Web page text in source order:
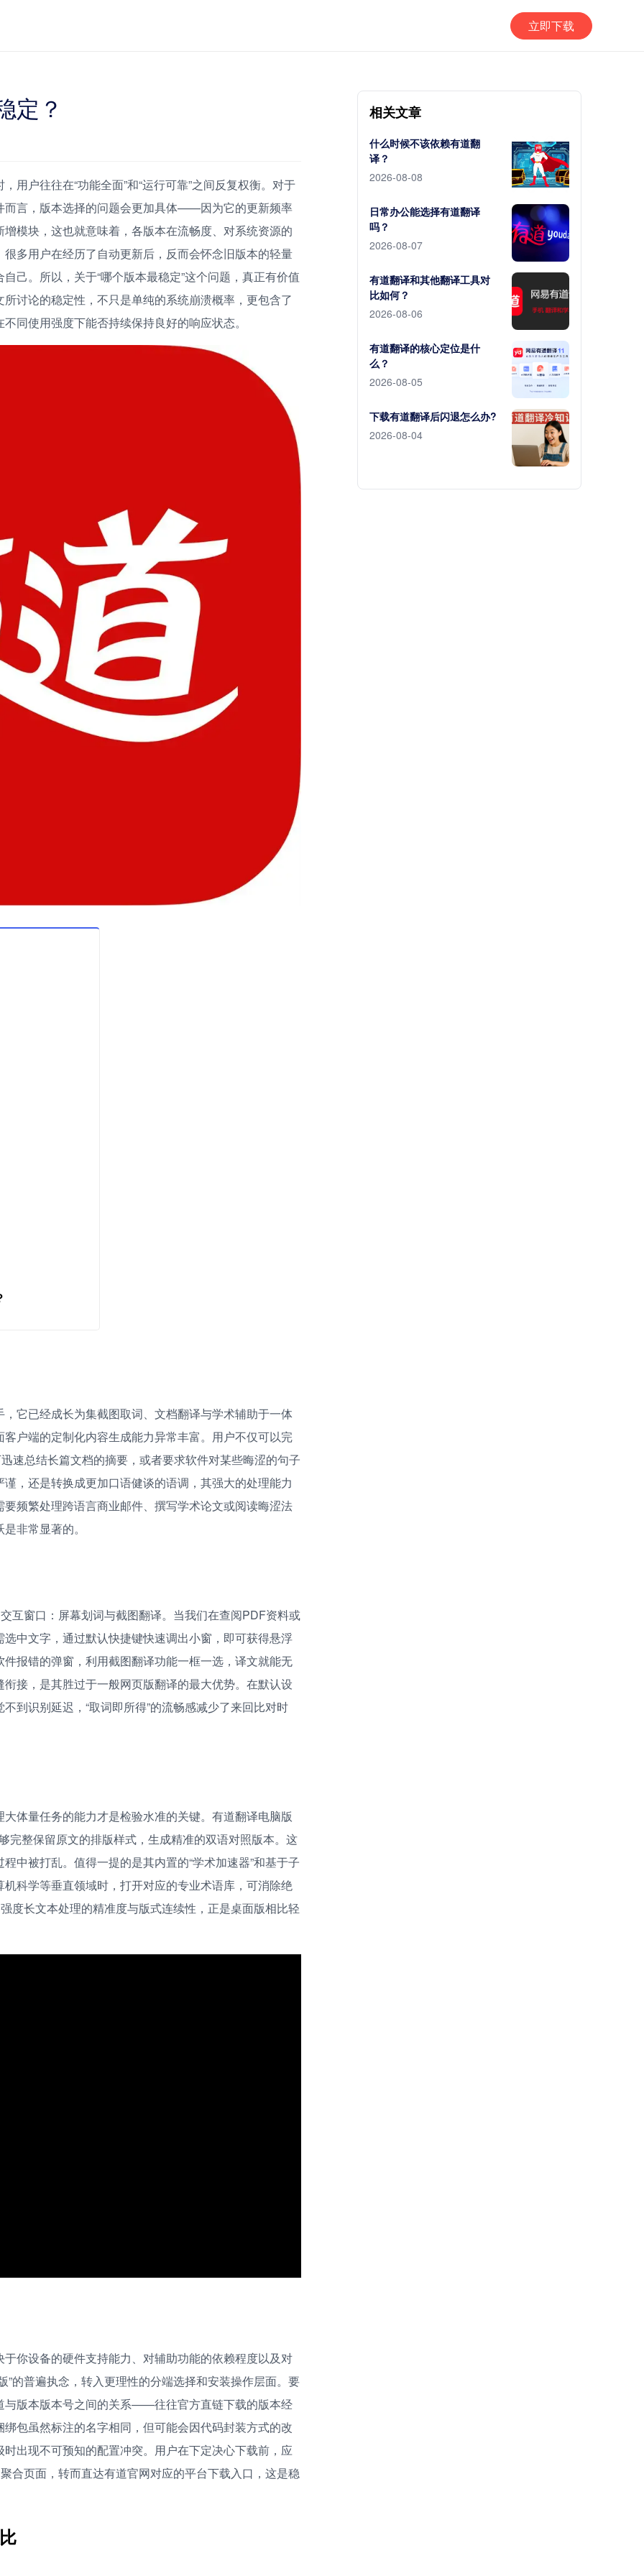
立即下载
定？
用户往往在“功能全面”和“运行可靠”之间反复权衡。对于
而言，版本选择的问题会更加具体——因为它的更新频率
模块，这也就意味着，各版本在流畅度、对系统资源的
多用户在经历了自动更新后，反而会怀念旧版本的轻量
己。所以，关于“哪个版本最稳定”这个问题，真正有价值
讨论的稳定性，不只是单纯的系统崩溃概率，更包含了
同使用强度下能否持续保持良好的响应状态。
它已经成长为集截图取词、文档翻译与学术辅助于一体
户端的定制化内容生成能力异常丰富。用户不仅可以完
速总结长篇文档的摘要，或者要求软件对某些晦涩的句子
，还是转换成更加口语健谈的语调，其强大的处理能力
频繁处理跨语言商业邮件、撰写学术论文或阅读晦涩法
非常显著的。
互窗口：屏幕划词与截图翻译。当我们在查阅PDF资料或
中文字，通过默认快捷键快速调出小窗，即可获得悬浮
报错的弹窗，利用截图翻译功能一框一选，译文就能无
接，是其胜过于一般网页版翻译的最大优势。在默认设
到识别延迟，“取词即所得”的流畅感减少了来回比对时
体量任务的能力才是检验水准的关键。有道翻译电脑版
完整保留原文的排版样式，生成精准的双语对照版本。这
中被打乱。值得一提的是其内置的“学术加速器”和基于子
科学等垂直领域时，打开对应的专业术语库，可消除绝
度长文本处理的精准度与版式连续性，正是桌面版相比轻
你设备的硬件支持能力、对辅助功能的依赖程度以及对
的普遍执念，转入更理性的分端选择和安装操作层面。要
与版本版本号之间的关系——往往官方直链下载的版本经
包虽然标注的名字相同，但可能会因代码封装方式的改
出现不可预知的配置冲突。用户在下定决心下载前，应
合页面，转而直达有道官网对应的平台下载入口，这是稳
相关文章
什么时候不该依赖有道翻
译？
2026-08-08
日常办公能选择有道翻译
吗？
2026-08-07
有道翻译和其他翻译工具对
比如何？
2026-08-06
有道翻译的核心定位是什
么？
2026-08-05
下载有道翻译后闪退怎么办?
2026-08-04